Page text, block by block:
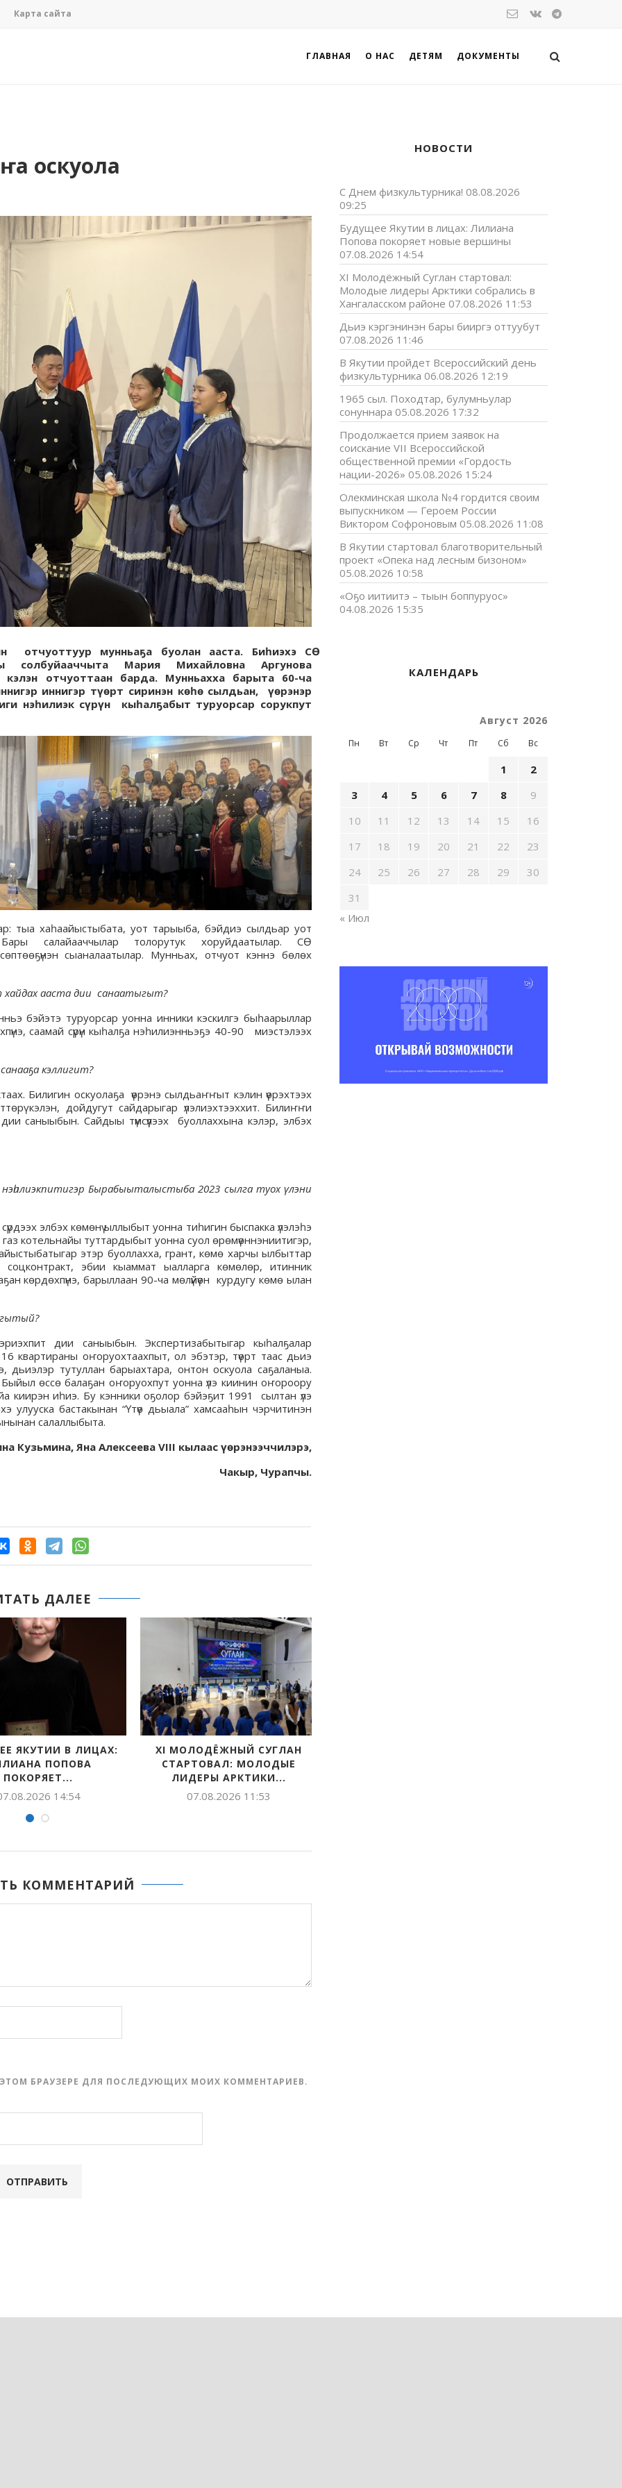
Карта сайта
ГЛАВНАЯ О НАС ДЕТЯМ ДОКУМЕНТЫ
оскуола
отчуоттуур мунньаҕа буолан ааста. Биһиэхэ СӨ
солбуйааччыта Мария Михайловна Аргунова
отчуоттаан барда. Мунньахха барыта 60-ча
иннигэр түөрт сиринэн көһө сылдьан, үөрэнэр
нэһилиэк сүрүн кыһалҕабыт туруорсар сорукпут
тыа хаһаайыстыбата, уот тарыыба, бэйдиэ сылдьар уот
салайааччылар толорутук хоруйдаатылар. СӨ
сыаналаатылар. Мунньах, отчуот кэннэ бөлөх
хайдах ааста дии санаатыгыт?
бэйэтэ туруорсар уонна инники кэскилгэ быһаарыллар
саамай сүрүн кыһалҕа нэһилиэнньэҕэ 40-90 миэстэлээх
кэллигит?
Билигин оскуолаҕа үөрэнэ сылдьаҥҥыт кэлин үөрэхтээх
кэлэн, дойдугут сайдарыгар үлэлиэхтээххит. Билиҥҥи
саныыбын. Сайдыы түмсүүлээх буоллаххына кэлэр, элбэх
Бырабыыталыстыба 2023 сылга туох үлэни
элбэх көмөнү ыллыбыт уонна тиһигин быспакка үлэлэһэ
котельнайы туттардыбыт уонна суол өрөмүөннэниитигэр,
этэр буоллахха, грант, көмө харчы ылбыттар
соцконтракт, эбии кыаммат ыалларга көмөлөр, итинник
көрдөхпүнэ, барыллаан 90-ча мөлүйүөн курдугу көмө ылан
дии саныыбын. Экспертизабытыгар кыһалҕалар
оҥоруохтаахпыт, ол эбэтэр, түөрт таас дьиэ
дьиэлэр тутуллан барыахтара, онтон оскуола саҕаланыа.
өссө балаҕан оҥоруохпут уонна үлэ киинин оҥороору
иһиэ. Бу кэнники оҕолор бэйэҕит 1991 сылтан үлэ
улууска бастакынан “Үтүө дьыала” хамсааһын чэрчитинэн
салаллыбыта.
Кузьмина, Яна Алексеева VIII кылаас үөрэнээччилэрэ,
Чакыр, Чурапчы.
ДАЛЕЕ
ПРОЙДЕТ
ДЕНЬ
12:19
ПРОДОЛЖАЕТСЯ ПРИЕМ
ЗАЯВОК НА СОИСКАНИЕ VII
ВСЕРОССИЙСКОЙ...
05.08.2026 15:24
КОММЕНТАРИЙ
ЭТОМ БРАУЗЕРЕ ДЛЯ ПОСЛЕДУЮЩИХ МОИХ КОММЕНТАРИЕВ.
НОВОСТИ
С Днем физкультурника! 08.08.2026
09:25
Будущее Якутии в лицах: Лилиана
Попова покоряет новые вершины
07.08.2026 14:54
XI Молодёжный Суглан стартовал:
Молодые лидеры Арктики собрались в
Хангаласском районе 07.08.2026 11:53
Дьиэ кэргэнинэн бары бииргэ оттуубут
07.08.2026 11:46
В Якутии пройдет Всероссийский день
физкультурника 06.08.2026 12:19
1965 сыл. Походтар, булумньулар
сонуннара 05.08.2026 17:32
Продолжается прием заявок на
соискание VII Всероссийской
общественной премии «Гордость
нации-2026» 05.08.2026 15:24
Олекминская школа №4 гордится своим
выпускником — Героем России
Виктором Софроновым 05.08.2026 11:08
В Якутии стартовал благотворительный
проект «Опека над лесным бизоном»
05.08.2026 10:58
«Оҕо иитиитэ – тыын боппуруос»
04.08.2026 15:35
КАЛЕНДАРЬ
Август 2026
Пн Вт Ср Чт Пт Сб Вс
1
2
3
4 5 6 7 8
9
10
11 12 13 14 15
16
17
18 19 20 21 22
23
24
25 26 27 28 29
30
31
« Июл